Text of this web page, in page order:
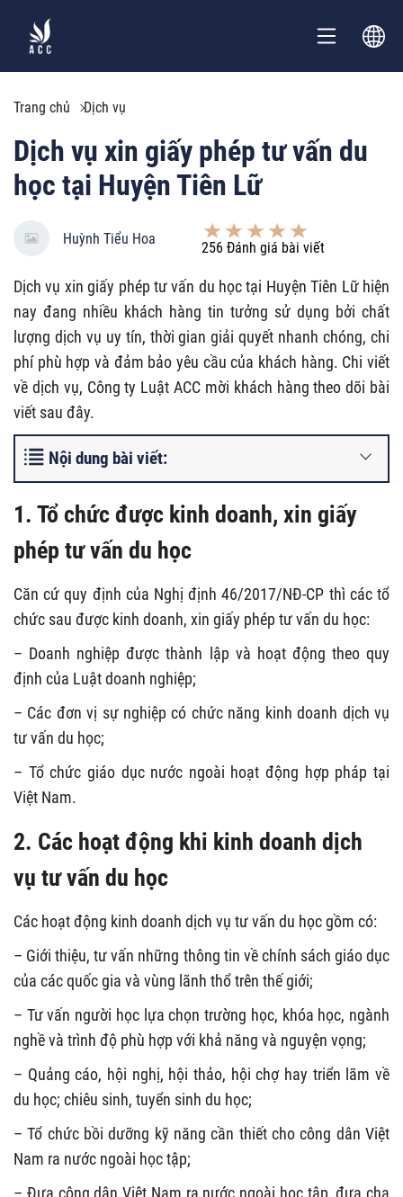
Trang chủ Dịch vụ
Dịch vụ xin giấy phép tư vấn du
học tại Huyện Tiên Lữ
Huỳnh Tiểu Hoa
256 Đánh giá bài viết
Dịch vụ xin giấy phép tư vấn du học tại Huyện Tiên Lữ hiện
nay đang nhiều khách hàng tin tưởng sử dụng bởi chất
lượng dịch vụ uy tín, thời gian giải quyết nhanh chóng, chi
phí phù hợp và đảm bảo yêu cầu của khách hàng. Chi viết
về dịch vụ, Công ty Luật ACC mời khách hàng theo dõi bài
viết sau đây.
Nội dung bài viết:
1. Tổ chức được kinh doanh, xin giấy
phép tư vấn du học
Căn cứ quy định của Nghị định 46/2017/NĐ-CP thì các tổ
chức sau được kinh doanh, xin giấy phép tư vấn du học:
– Doanh nghiệp được thành lập và hoạt động theo quy
định của Luật doanh nghiệp;
– Các đơn vị sự nghiệp có chức năng kinh doanh dịch vụ
tư vấn du học;
– Tổ chức giáo dục nước ngoài hoạt động hợp pháp tại
Việt Nam.
2. Các hoạt động khi kinh doanh dịch
vụ tư vấn du học
Các hoạt động kinh doanh dịch vụ tư vấn du học gồm có:
– Giới thiệu, tư vấn những thông tin về chính sách giáo dục
của các quốc gia và vùng lãnh thổ trên thế giới;
– Tư vấn người học lựa chọn trường học, khóa học, ngành
nghề và trình độ phù hợp với khả năng và nguyện vọng;
– Quảng cáo, hội nghị, hội thảo, hội chợ hay triển lãm về
du học; chiêu sinh, tuyển sinh du học;
– Tổ chức bồi dưỡng kỹ năng cần thiết cho công dân Việt
Nam ra nước ngoài học tập;
– Đưa công dân Việt Nam ra nước ngoài học tập, đưa cha